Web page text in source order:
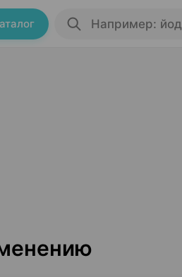
Например: йод